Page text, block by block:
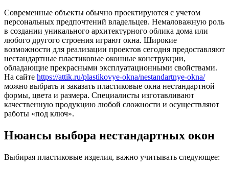
Современные объекты обычно проектируются с учетом
персональных предпочтений владельцев. Немаловажную роль
в создании уникального архитектурного облика дома или
любого другого строения играют окна. Широкие
возможности для реализации проектов сегодня предоставляют
нестандартные пластиковые оконные конструкции,
обладающие прекрасными эксплуатационными свойствами.
На сайте https://attik.ru/plastikovye-okna/nestandartnye-okna/
можно выбрать и заказать пластиковые окна нестандартной
формы, цвета и размера. Специалисты изготавливают
качественную продукцию любой сложности и осуществляют
работы «под ключ».
Нюансы выбора нестандартных окон
Выбирая пластиковые изделия, важно учитывать следующее: